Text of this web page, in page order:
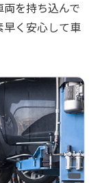
を持ち込んで
早く安心して車